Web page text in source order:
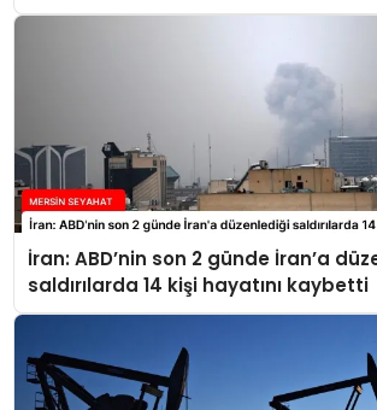
İran: ABD’nin son 2 günde İran’a
saldırılarda 14 kişi hayatını kaybetti